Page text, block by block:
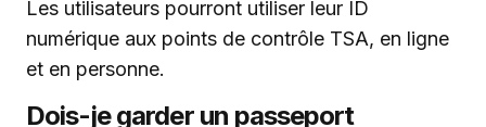
Les utilisateurs pourront utiliser leur ID
numérique aux points de contrôle TSA, en ligne
et en personne.
Dois-je garder un passeport